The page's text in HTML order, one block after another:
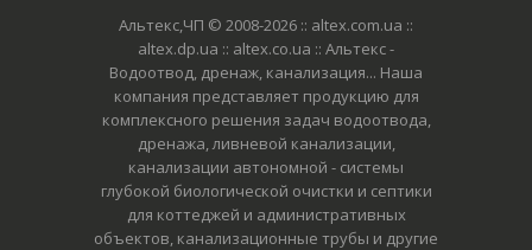
Альтекс,ЧП © 2008-2026 :: altex.com.ua ::
altex.dp.ua :: altex.co.ua :: Альтекс -
Водоотвод, дренаж, канализация... Наша
компания представляет продукцию для
комплексного решения задач водоотвода,
дренажа, ливневой канализации,
канализации автономной - системы
глубокой биологической очистки и септики
для коттеджей и административных
объектов, канализационные трубы и другие